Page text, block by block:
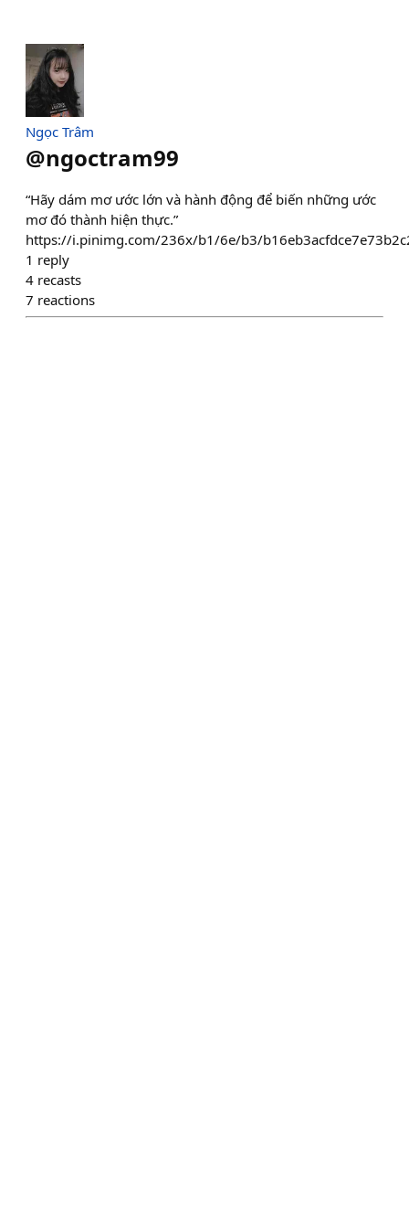
Ngọc Trâm
@ngoctram99
“Hãy dám mơ ước lớn và hành động để biến những ước
mơ đó thành hiện thực.”
https://i.pinimg.com/236x/b1/6e/b3/
1 reply
4 recasts
7 reactions